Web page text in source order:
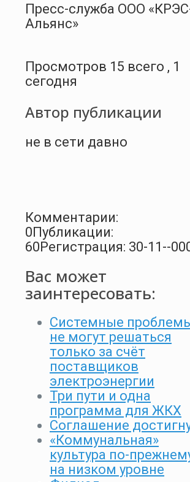
Пресс-служба ООО
Альянс»
Просмотров 15 всего , 1
сегодня
Автор публикации
не в сети давно
Комментарии:
0Публикации:
60Регистрация: 30-11--
Вас может
заинтересовать:
Системные
не могут решаться
только за счёт
поставщиков
электроэнергии
Три пути и одна
программа для ЖКХ
Соглашение
«Коммунальная»
культура по-
на низком уровне